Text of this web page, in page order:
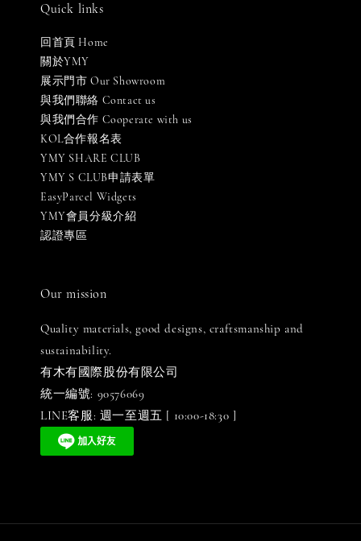
Quick links
回首頁 Home
關於YMY
展示門市 Our Showroom
與我們聯絡 Contact us
與我們合作 Cooperate with us
KOL合作報名表
YMY SHARE CLUB
YMY S CLUB申請表單
EasyParcel Widgets
YMY會員分級介紹
認證專區
Our mission
Quality materials, good designs, craftsmanship and
sustainability.
有木有國際股份有限公司
統一編號: 90576069
LINE客服: 週一至週五 [ 10:00-18:30 ]